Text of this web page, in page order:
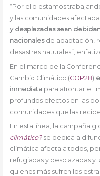
“Por ello estamos
y las comunidades
y desplazadas sean
nacionalesde adaptación,
desastres naturales”,
En el marco de la
Cambio Climático (COP28)
inmediatapara afrontar el
profundos efectos en las
comunidades que las
En esta línea, la campaña
climático?se dedica a
climática afecta a todos,
refugiadas y desplazadas y
quienes más sufren los